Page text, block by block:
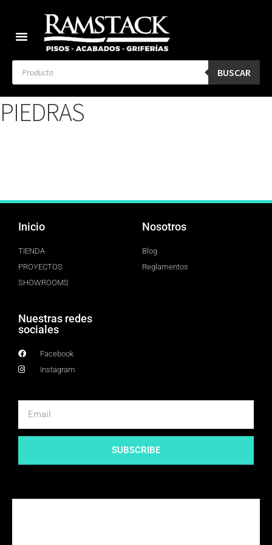
BUSCAR
PIEDRAS
Inicio
TIENDA
PROYECTOS
SHOWROOMS
Nosotros
Blog
Reglamentos
Nuestras redes
sociales
Facebook
Instagram
SUBSCRIBE